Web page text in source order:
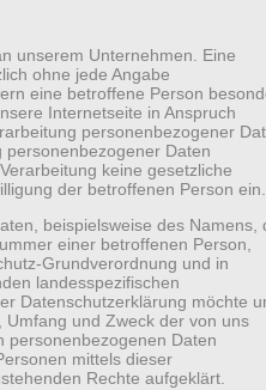
unserem Unternehmen. Eine
ohne jede Angabe
eine betroffene Person
Internetseite in Anspruch
personenbezogener
Daten
keine gesetzliche
der betroffenen Person ein.
beispielsweise des Namens,
einer betroffenen Person,
Grundverordnung und in
landesspezifischen
Datenschutzerklärung möchte
und Zweck der von uns
personenbezogenen Daten
mittels dieser
Rechte aufgeklärt.